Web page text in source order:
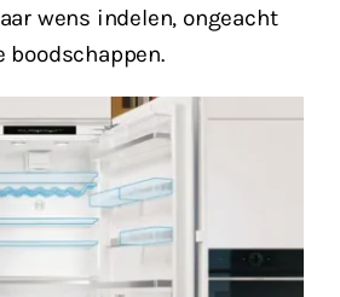
wens indelen, ongeacht
boodschappen.